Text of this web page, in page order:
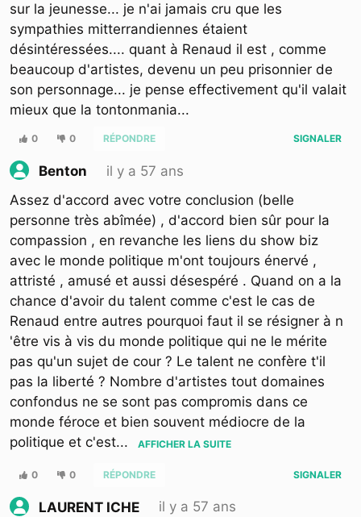
sur la jeunesse... je n'ai jamais cru que les
sympathies mitterrandiennes étaient
désintéressées.... quant à Renaud il est , comme
beaucoup d'artistes, devenu un peu prisonnier de
son personnage... je pense effectivement qu'il valait
mieux que la tontonmania...
0 0 RÉPONDRE SIGNALER
Benton
il y a 57 ans
Assez d'accord avec votre conclusion (belle
personne très abîmée) , d'accord bien sûr pour la
compassion , en revanche les liens du show biz
avec le monde politique m'ont toujours énervé ,
attristé , amusé et aussi désespéré . Quand on a la
chance d'avoir du talent comme c'est le cas de
Renaud entre autres pourquoi faut il se résigner à n
'être vis à vis du monde politique qui ne le mérite
pas qu'un sujet de cour ? Le talent ne confère t'il
pas la liberté ? Nombre d'artistes tout domaines
confondus ne se sont pas compromis dans ce
monde féroce et bien souvent médiocre de la
politique et c'est... AFFICHER LA SUITE
0 0 RÉPONDRE SIGNALER
LAURENT ICHE
il y a 57 ans